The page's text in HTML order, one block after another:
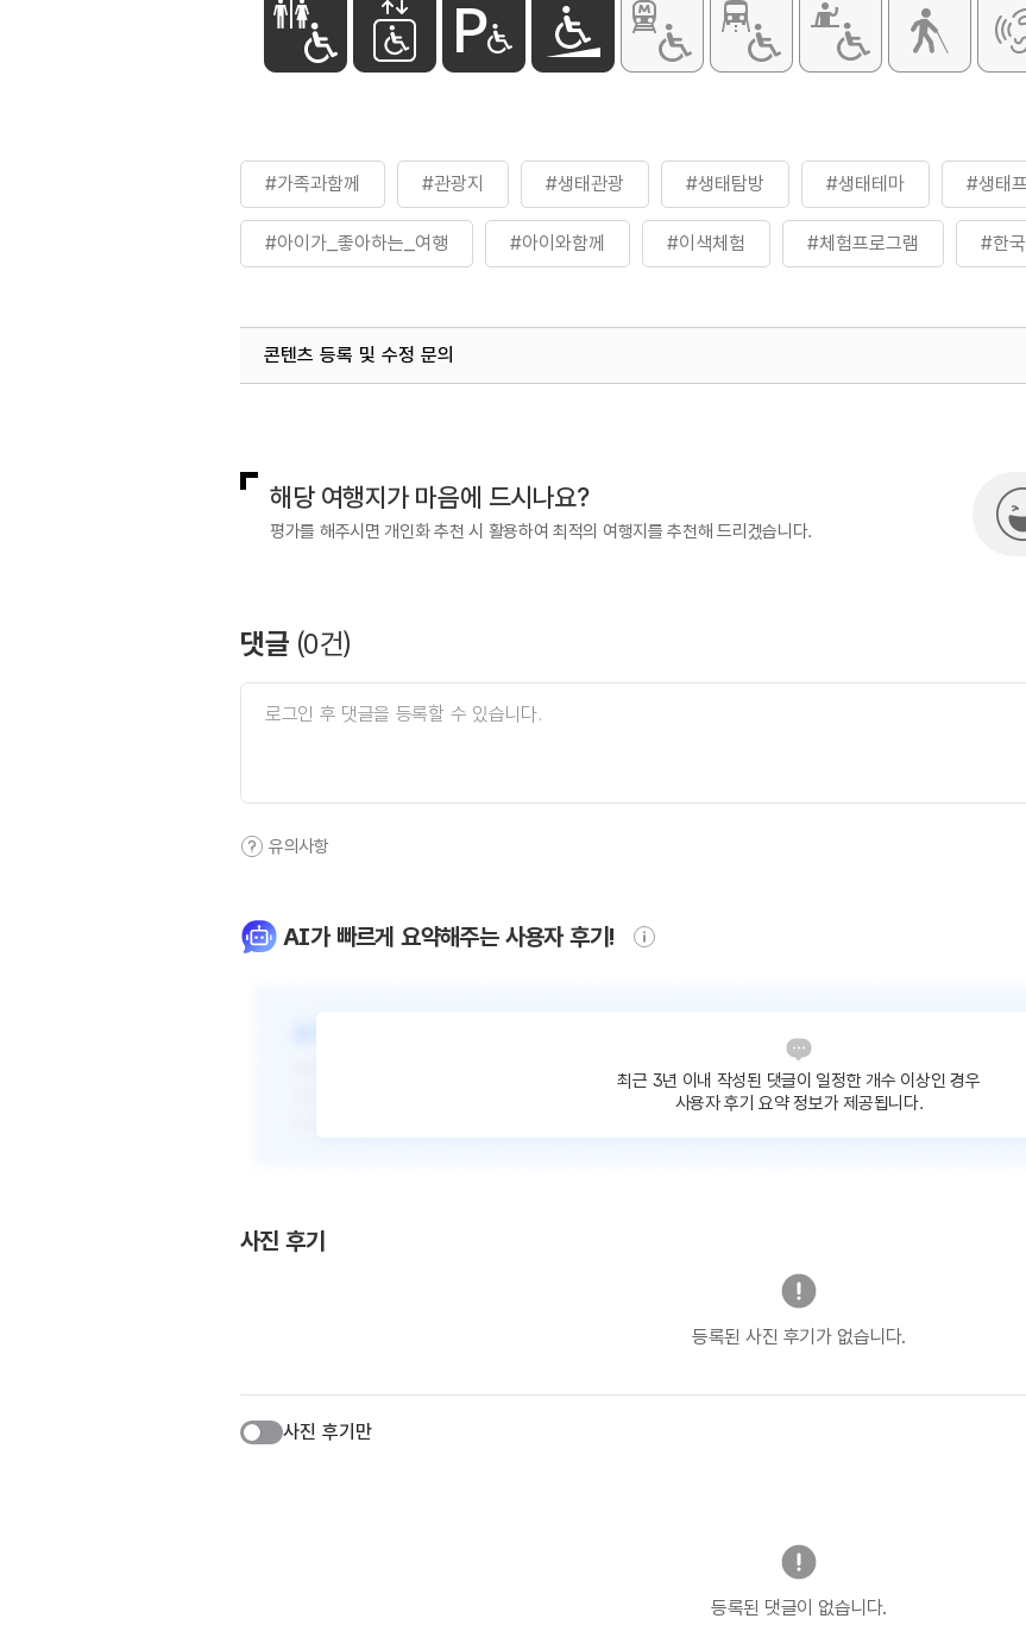
#가족과함께 #관광지 #생태관광 #생태탐방 #생태테마 #생태
#아이가_좋아하는_여행 #아이와함께 #이색체험 #체험프로그램 #한
콘텐츠 등록 및 수정 문의
해당 여행지가 마음에 드시나요?
평가를 해주시면 개인화 추천 시 활용하여 최적의 여행지를 추천해 드리겠습니다.
댓글 (0건)
유의사항
AI가 빠르게 요약해주는 사용자 후기!
최근 3년 이내 작성된 댓글이 일정한 개수 이상인 경우
사용자 후기 요약 정보가 제공됩니다.
사진 후기
등록된 사진 후기가 없습니다.
사진 후기만
등록된 댓글이 없습니다.